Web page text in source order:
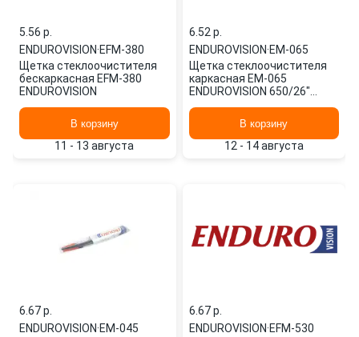
5.56 p.
ENDUROVISION·EFM-380
Щетка стеклоочистителя
бескаркасная EFM-380
ENDUROVISION
В корзину
11 - 13 августа
6.52 p.
ENDUROVISION·EM-065
Щетка стеклоочистителя
каркасная EM-065
ENDUROVISION 650/26"
В корзину
12 - 14 августа
6.67 p.
ENDUROVISION·EM-045
6.67 p.
ENDUROVISION·EFM-530